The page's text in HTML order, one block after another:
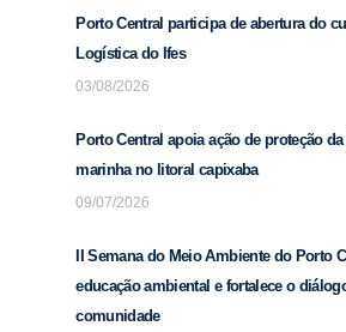
Porto Central participa de abertura do
Logística do Ifes
03/08/2026
Porto Central apoia ação de proteção
marinha no litoral capixaba
09/07/2026
II Semana do Meio Ambiente do Porto
educação ambiental e fortalece o
comunidade